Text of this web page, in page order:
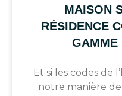
MAISON
RÉSIDENCE
GAMME
Et si les codes de
notre manière